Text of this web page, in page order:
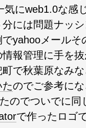
にweb1.0な感
には問題ナッ
yahooメールそ
報管理に手を
で秋葉原なみ
のでご参考に
のでついでに同
で作ったロゴ